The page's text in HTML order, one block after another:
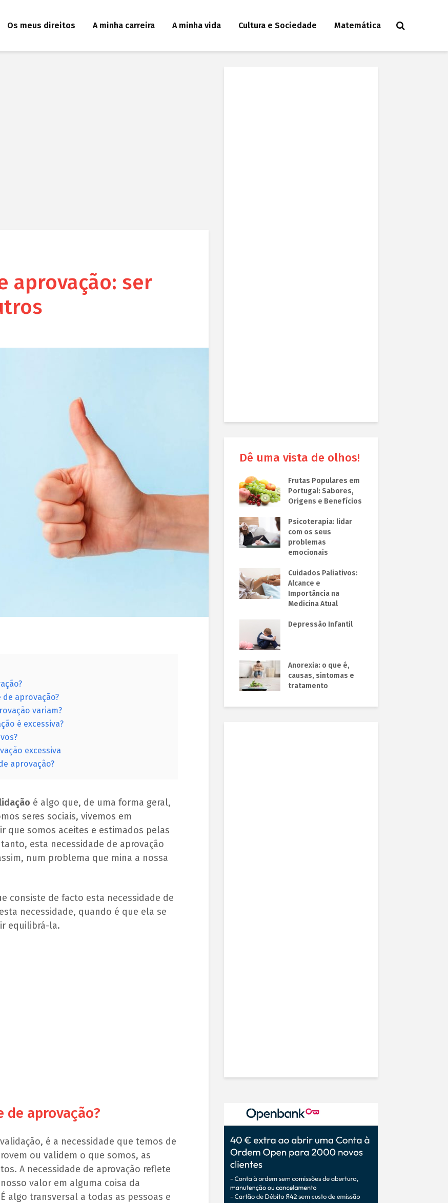
Os meus direitos A minha carreira A minha vida Cultura e Sociedade Matemática
aprovação: ser
de aprovação?
variam?
é excessiva?
excessiva
aprovação?
é algo que, de uma forma geral,
seres sociais, vivemos em
que somos aceites e estimados pelas
esta necessidade de aprovação
num problema que mina a nossa
consiste de facto esta necessidade de
necessidade, quando é que ela se
equilibrá-la.
de aprovação?
é a necessidade que temos de
ou validem o que somos, as
A necessidade de aprovação reflete
valor em alguma coisa da
algo transversal a todas as pessoas e
Dê uma vista de olhos!
Frutas Populares em
Portugal: Sabores,
Origens e Benefícios
Psicoterapia: lidar
com os seus
problemas
emocionais
Cuidados Paliativos:
Alcance e
Importância na
Medicina Atual
Depressão Infantil
Anorexia: o que é,
causas, sintomas e
tratamento